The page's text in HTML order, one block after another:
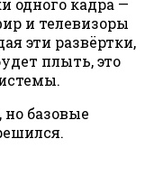
одного кадра —
и телевизоры
эти развёртки,
плыть, это
базовые